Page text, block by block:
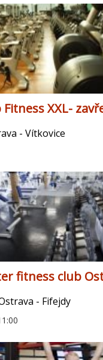
Fitness XXL-
- Vítkovice
fitness club
- Fifejdy